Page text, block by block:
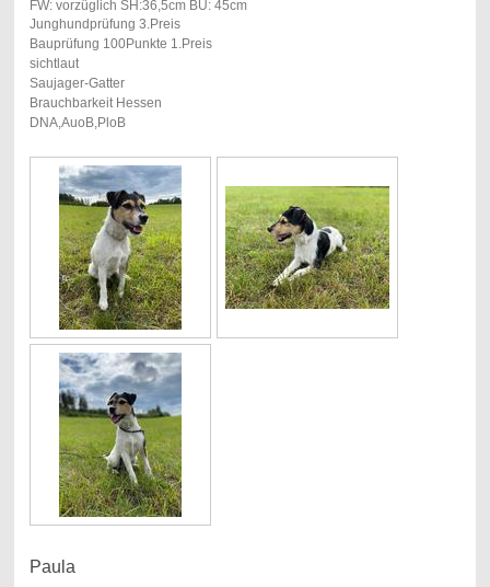
FW: vorzüglich SH:36,5cm BU: 45cm
Junghundprüfung 3.Preis
Bauprüfung 100Punkte 1.Preis
sichtlaut
Saujager-Gatter
Brauchbarkeit Hessen
DNA,AuoB,PloB
Paula